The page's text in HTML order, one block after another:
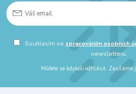
Souhlasím se zpracováním osobních
newsletteru.
Můžete se kdykoli odhlásit. Zasíláme